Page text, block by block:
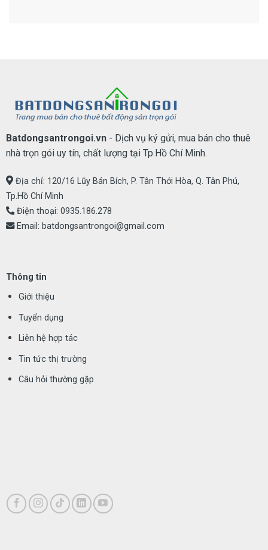
Batdongsantrongoi.vn- Dịch vụ ký gửi, mua bán cho thuê
nhà trọn gói uy tín, chất lượng tại Tp.Hồ Chí Minh.
Địa chỉ: 120/16 Lũy Bán Bích, P. Tân Thới Hòa, Q. Tân Phú,
Tp.Hồ Chí Minh
Điện thoại: 0935.186.278
Email: batdongsantrongoi@gmail.com
Thông tin
Giới thiệu
Tuyển dụng
Liên hệ hợp tác
Tin tức thị trường
Câu hỏi thường gặp